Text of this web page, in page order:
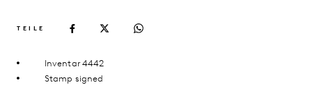
TEILE
Inventar 4442
Stamp signed